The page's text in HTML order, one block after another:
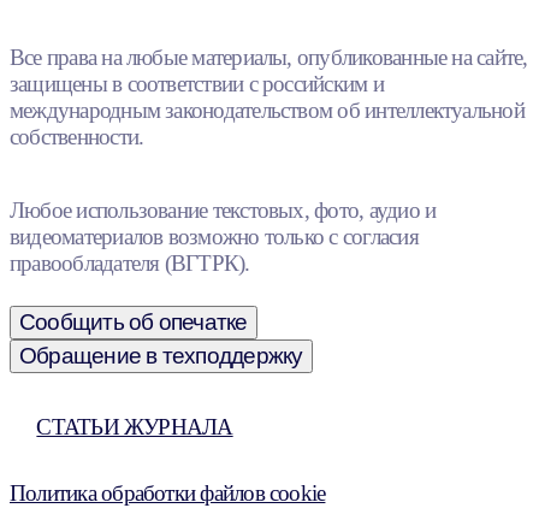
Все права на любые материалы, опубликованные на сайте,
защищены в соответствии с российским и
международным законодательством об интеллектуальной
собственности.
Любое использование текстовых, фото, аудио и
видеоматериалов возможно только с согласия
правообладателя (ВГТРК).
Сообщить об опечатке
Обращение в техподдержку
СТАТЬИ ЖУРНАЛА
Политика обработки файлов cookie